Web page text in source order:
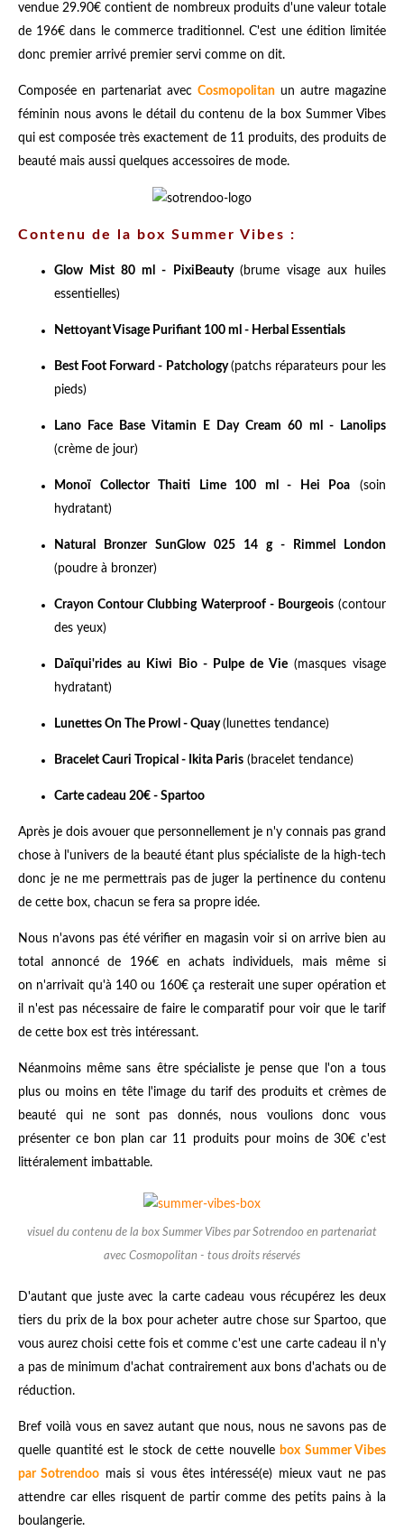
vendue 29.90€ contient de nombreux produits d'une valeur totale
de 196€ dans le commerce traditionnel. C'est une édition limitée
donc premier arrivé premier servi comme on dit.
Composée en partenariat avec Cosmopolitan un autre magazine
féminin nous avons le détail du contenu de la box Summer Vibes
qui est composée très exactement de 11 produits, des produits de
beauté mais aussi quelques accessoires de mode.
Contenu de la box Summer Vibes :
Glow Mist 80 ml - PixiBeauty (brume visage aux huiles
essentielles)
Nettoyant Visage Purifiant 100 ml - Herbal Essentials
Best Foot Forward - Patchology(patchs réparateurs pour les
pieds)
Lano Face Base Vitamin E Day Cream 60 ml - Lanolips
(crème de jour)
Monoï Collector Thaiti Lime 100 ml - Hei Poa (soin
hydratant)
Natural Bronzer SunGlow 025 14 g - Rimmel London
(poudre à bronzer)
Crayon Contour Clubbing Waterproof - Bourgeois(contour
des yeux)
Daïqui'rides au Kiwi Bio - Pulpe de Vie(masques visage
hydratant)
Lunettes On The Prowl - Quay(lunettes tendance)
Bracelet Cauri Tropical - Ikita Paris (bracelet tendance)
Carte cadeau 20€ - Spartoo
Après je dois avouer que personnellement je n'y connais pas grand
chose à l'univers de la beauté étant plus spécialiste de la high-tech
donc je ne me permettrais pas de juger la pertinence du contenu
de cette box, chacun se fera sa propre idée.
Nous n'avons pas été vérifier en magasin voir si on arrive bien au
total annoncé de 196€ en achats individuels, mais même si
on n'arrivait qu'à 140 ou 160€ ça resterait une super opération et
il n'est pas nécessaire de faire le comparatif pour voir que le tarif
de cette box est très intéressant.
Néanmoins même sans être spécialiste je pense que l'on a tous
plus ou moins en tête l'image du tarif des produits et crèmes de
beauté qui ne sont pas donnés, nous voulions donc vous
présenter ce bon plan car 11 produits pour moins de 30€ c'est
littéralement imbattable.
visuel du contenu de la box Summer Vibes par Sotrendoo en partenariat
avec Cosmopolitan - tous droits réservés
D'autant que juste avec la carte cadeau vous récupérez les deux
tiers du prix de la box pour acheter autre chose sur Spartoo, que
vous aurez choisi cette fois et comme c'est une carte cadeau il n'y
a pas de minimum d'achat contrairement aux bons d'achats ou de
réduction.
Bref voilà vous en savez autant que nous, nous ne savons pas de
quelle quantité est le stock de cette nouvelle box Summer Vibes
par Sotrendoo mais si vous êtes intéressé(e) mieux vaut ne pas
attendre car elles risquent de partir comme des petits pains à la
boulangerie.